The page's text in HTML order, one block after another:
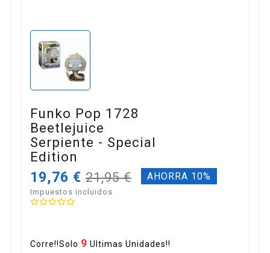
Funko Pop 1728
Beetlejuice
Serpiente - Special
Edition
19,76 € 21,95 € AHORRA 10%
Impuestos incluidos
Corre!!Solo 9 Ultimas Unidades!!